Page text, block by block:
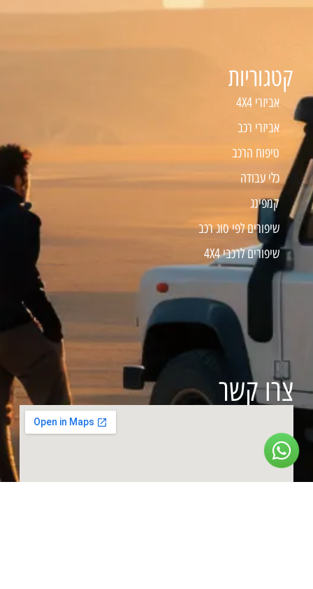
קטגוריות
אביזרי 4X4
אביזרי רכב
טיפוח הרכב
כלי עבודה
קמפינג
שיפורים לפי סוג רכב
שיפורים לרכבי 4X4
צרו קשר